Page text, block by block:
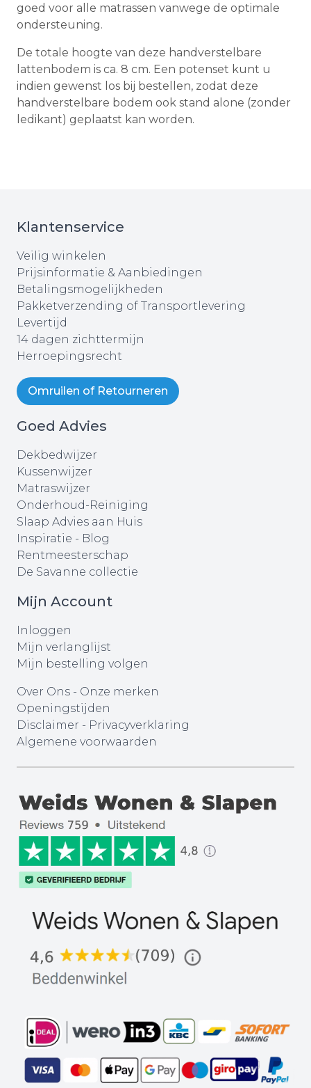
goed voor alle matrassen vanwege de optimale
ondersteuning.
De totale hoogte van deze handverstelbare
lattenbodem is ca. 8 cm. Een potenset kunt u
indien gewenst los bij bestellen, zodat deze
handverstelbare bodem ook stand alone (zonder
ledikant) geplaatst kan worden.
Klantenservice
Veilig winkelen
Prijsinformatie & Aanbiedingen
Betalingsmogelijkheden
Pakketverzending of Transportlevering
Levertijd
14 dagen zichttermijn
Herroepingsrecht
Omruilen of Retourneren
Goed Advies
Dekbedwijzer
Kussenwijzer
Matraswijzer
Onderhoud-Reiniging
Slaap Advies aan Huis
Inspiratie - Blog
Rentmeesterschap
De Savanne collectie
Mijn Account
Inloggen
Mijn verlanglijst
Mijn bestelling volgen
Over Ons - Onze merken
Openingstijden
Disclaimer - Privacyverklaring
Algemene voorwaarden